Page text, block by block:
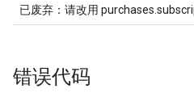
已废弃：请改用
错误代码